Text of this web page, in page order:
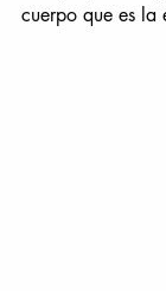
cuerpo que es la